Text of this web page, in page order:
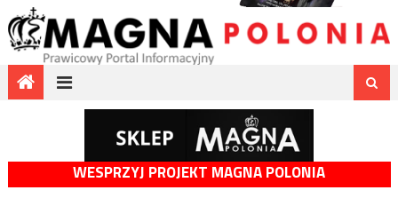
WESPRZYJ PROJEKT MAGNA POLONIA